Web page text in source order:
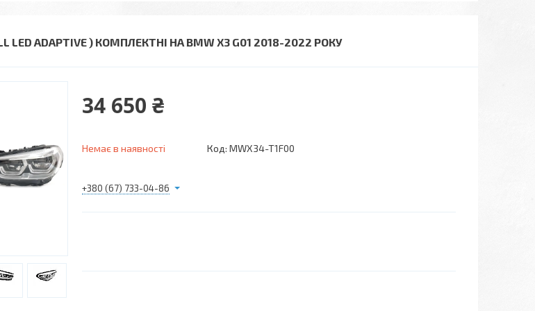
LED ADAPTIVE ) КОМПЛЕКТНІ НА BMW X3 G01 2018-2022 РОКУ
34 650 ₴
Немає в наявності Код: MWX34-T1F00
+380 (67) 733-04-86